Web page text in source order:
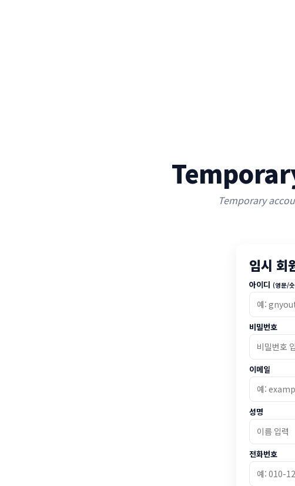
Temporary
임시 회
아이디 (영문/
비밀번호
이메일
성명
전화번호